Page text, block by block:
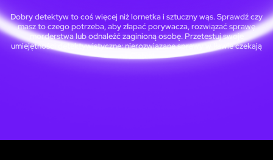
Dobry detektyw to coś więcej niż lornetka i sztuczny wąs. Sprawdź czy
masz to czego potrzeba, aby złapać porywacza, rozwiązać sprawę
morderstwa lub odnaleźć zaginioną osobę. Przetestuj swoje
umiejętności detektywistyczne: nierozwiązane sprawy w Iławie czekają